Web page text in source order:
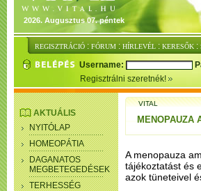
2026. Augusztus 07. péntek
REGISZTRÁCIÓ : FÓRUM : HÍRLEVÉL : KERESŐK :
Username:
Regisztrálni szeretnék!
AKTUÁLIS
NYITÓLAP
HOMEOPÁTIA
DAGANATOS
MEGBETEGEDÉSEK
TERHESSÉG
VITAL
MENOPAUZA
A menopauza
tájékoztatást és
azok tüneteivel